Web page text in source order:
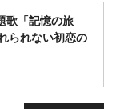
歌「記憶の旅
られない初恋の